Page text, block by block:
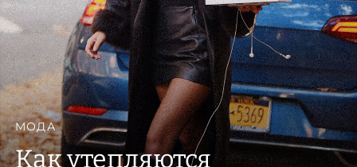
МОДА
Как утепляются